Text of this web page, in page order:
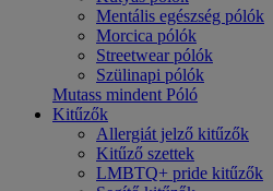
Mentális egészség pólók
Morcica pólók
Streetwear pólók
Szülinapi pólók
Mutass mindent Póló
Kitűzők
Allergiát jelző kitűzők
Kitűző szettek
LMBTQ+ pride kitűzők